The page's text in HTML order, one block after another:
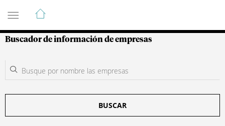
Guía de Empresas Colombianas
Buscador de información de empresas
BUSCAR